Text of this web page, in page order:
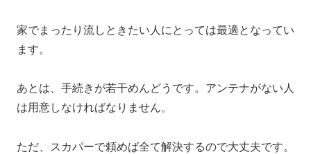
家でまったり流しときたい人にとっては最適となってい
ます。
あとは、手続きが若干めんどうです。アンテナがない人
は用意しなければなりません。
ただ、 スカパーで頼めば全て解決するので大丈夫です。